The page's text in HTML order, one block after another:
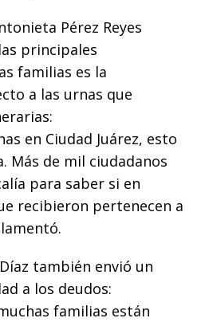
Pérez Reyes
principales
familias es la
a las urnas que
en Ciudad Juárez, esto
Más de mil ciudadanos
para saber si en
recibieron pertenecen a
también envió un
a los deudos:
familias están